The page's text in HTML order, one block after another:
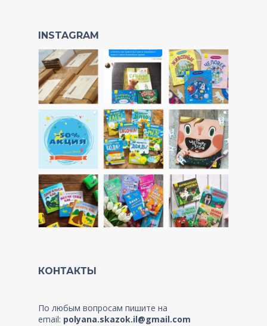
INSTAGRAM
КОНТАКТЫ
По любым вопросам пишите на
email: polyana.skazok.il@gmail.com